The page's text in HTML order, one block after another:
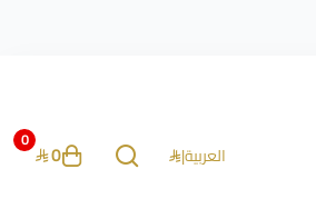
العربية|
0 0